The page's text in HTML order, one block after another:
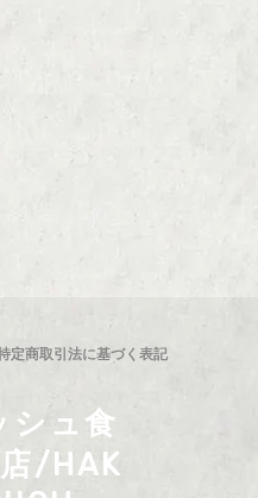
定商取引法に基づく表記
シュ食
/HAK